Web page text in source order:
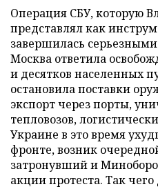
Операция СБУ, которую
представлял как
завершилась
Москва ответила
и десятков населенных
остановила поставки
экспорт через порты,
тепловозов,
Украине в это время
фронте, возник
затронувший и
акции протеста. Так